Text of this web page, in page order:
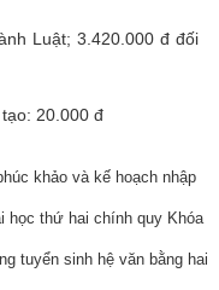
Luật; 3.420.000 đ đối
20.000 đ
khảo và kế hoạch nhập
học thứ hai chính quy Khóa
tuyển sinh hệ văn bằng hai